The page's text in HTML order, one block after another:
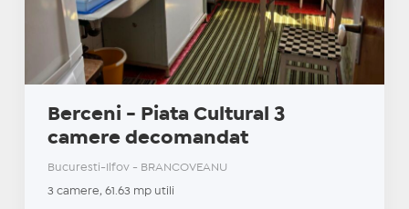
Berceni - Piata Cultural 3
camere decomandat
Bucuresti-Ilfov - BRANCOVEANU
3 camere, 61.63 mp utili